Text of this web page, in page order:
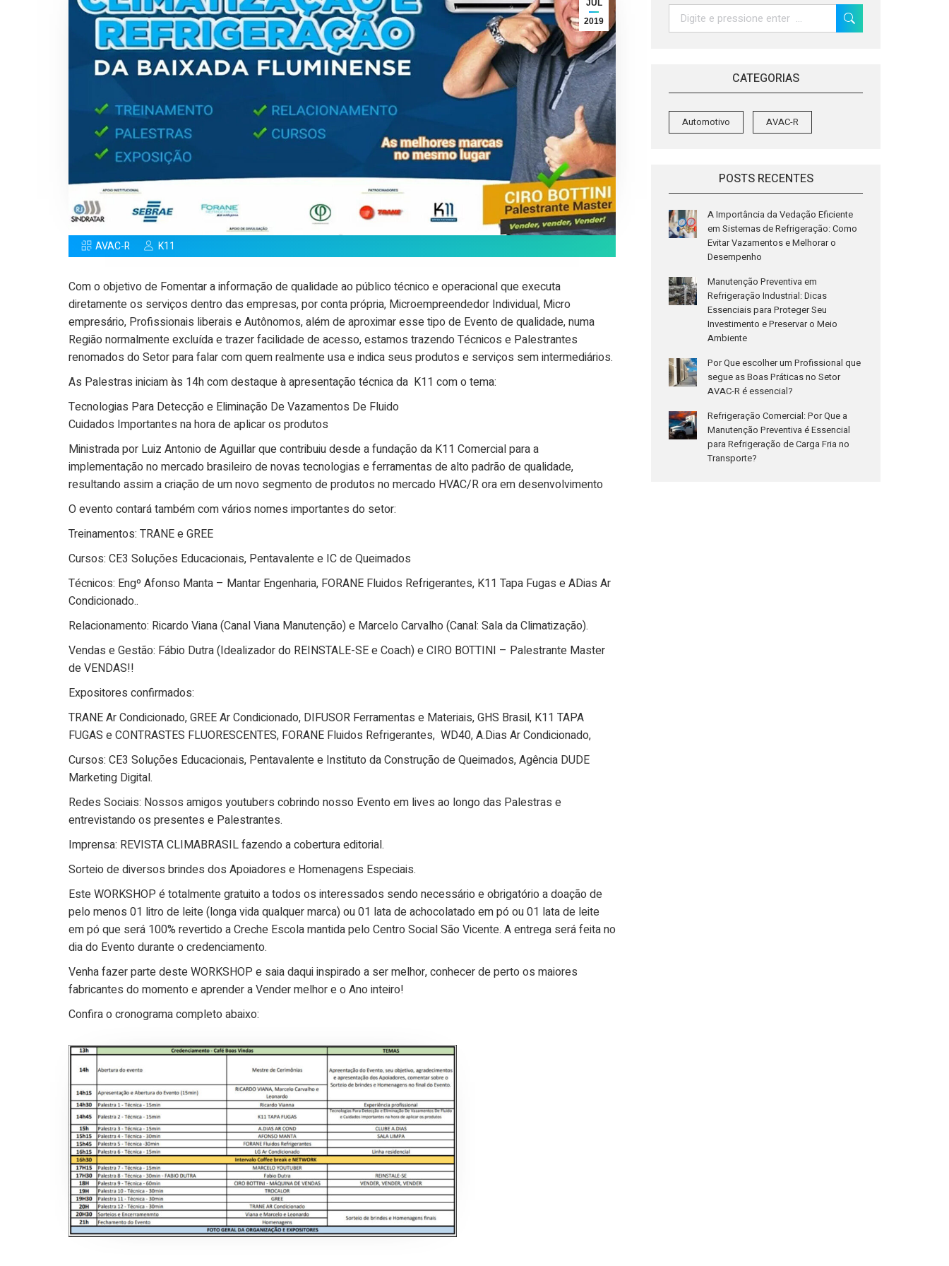
JUL
2019
AVAC-R K11
Com o objetivo de Fomentar a informação de qualidade ao público técnico e operacional que executa
diretamente os serviços dentro das empresas, por conta própria, Microempreendedor Individual, Micro
empresário, Profissionais liberais e Autônomos, além de aproximar esse tipo de Evento de qualidade, numa
Região normalmente excluída e trazer facilidade de acesso, estamos trazendo Técnicos e Palestrantes
renomados do Setor para falar com quem realmente usa e indica seus produtos e serviços sem intermediários.
As Palestras iniciam às 14h com destaque à apresentação técnica da K11 com o tema:
Tecnologias Para Detecção e Eliminação De Vazamentos De Fluido
Cuidados Importantes na hora de aplicar os produtos
Ministrada por Luiz Antonio de Aguillar que contribuiu desde a fundação da K11 Comercial para a
implementação no mercado brasileiro de novas tecnologias e ferramentas de alto padrão de qualidade,
resultando assim a criação de um novo segmento de produtos no mercado HVAC/R ora em desenvolvimento
O evento contará também com vários nomes importantes do setor:
Treinamentos: TRANE e GREE
Cursos: CE3 Soluções Educacionais, Pentavalente e IC de Queimados
Técnicos: Engº Afonso Manta – Mantar Engenharia, FORANE Fluidos Refrigerantes, K11 Tapa Fugas e ADias Ar
Condicionado..
Relacionamento: Ricardo Viana (Canal Viana Manutenção) e Marcelo Carvalho (Canal: Sala da Climatização).
Vendas e Gestão: Fábio Dutra (Idealizador do REINSTALE-SE e Coach) e CIRO BOTTINI – Palestrante Master
de VENDAS!!
Expositores confirmados:
TRANE Ar Condicionado, GREE Ar Condicionado, DIFUSOR Ferramentas e Materiais, GHS Brasil, K11 TAPA
FUGAS e CONTRASTES FLUORESCENTES, FORANE Fluidos Refrigerantes, WD40, A.Dias Ar Condicionado,
Cursos: CE3 Soluções Educacionais, Pentavalente e Instituto da Construção de Queimados, Agência DUDE
Marketing Digital.
Redes Sociais: Nossos amigos youtubers cobrindo nosso Evento em lives ao longo das Palestras e
entrevistando os presentes e Palestrantes.
Imprensa: REVISTA CLIMABRASIL fazendo a cobertura editorial.
Sorteio de diversos brindes dos Apoiadores e Homenagens Especiais.
Este WORKSHOP é totalmente gratuito a todos os interessados sendo necessário e obrigatório a doação de
pelo menos 01 litro de leite (longa vida qualquer marca) ou 01 lata de achocolatado em pó ou 01 lata de leite
em pó que será 100% revertido a Creche Escola mantida pelo Centro Social São Vicente. A entrega será feita no
dia do Evento durante o credenciamento.
Venha fazer parte deste WORKSHOP e saia daqui inspirado a ser melhor, conhecer de perto os maiores
fabricantes do momento e aprender a Vender melhor e o Ano inteiro!
Confira o cronograma completo abaixo:
Search:
CATEGORIAS
Automotivo AVAC-R
POSTS RECENTES
A Importância da Vedação Eficiente
em Sistemas de Refrigeração: Como
Evitar Vazamentos e Melhorar o
Desempenho
Manutenção Preventiva em
Refrigeração Industrial: Dicas
Essenciais para Proteger Seu
Investimento e Preservar o Meio
Ambiente
Por Que escolher um Profissional que
segue as Boas Práticas no Setor
AVAC-R é essencial?
Refrigeração Comercial: Por Que a
Manutenção Preventiva é Essencial
para Refrigeração de Carga Fria no
Transporte?